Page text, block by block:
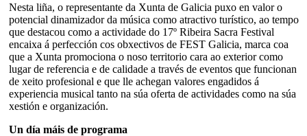
Nesta liña, o representante da Xunta de Galicia puxo en valor o
potencial dinamizador da música como atractivo turístico, ao tempo
que destacou como a actividade do 17º Ribeira Sacra Festival
encaixa á perfección cos obxectivos de FEST Galicia, marca coa
que a Xunta promociona o noso territorio cara ao exterior como
lugar de referencia e de calidade a través de eventos que funcionan
de xeito profesional e que lle achegan valores engadidos á
experiencia musical tanto na súa oferta de actividades como na súa
xestión e organización.
Un día máis de programa